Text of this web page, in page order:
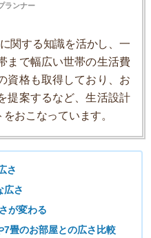
ランナー
関する知識を活かし、一
まで幅広い世帯の生活費
資格も取得しており、お
提案するなど、生活設計
おこなっています。
さ
広さ
が変わる
7畳のお部屋との広さ比較